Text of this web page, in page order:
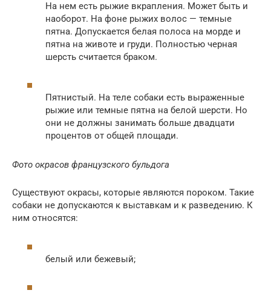
На нем есть рыжие вкрапления. Может быть и
наоборот. На фоне рыжих волос — темные
пятна. Допускается белая полоса на морде и
пятна на животе и груди. Полностью черная
шерсть считается браком.
Пятнистый. На теле собаки есть выраженные
рыжие или темные пятна на белой шерсти. Но
они не должны занимать больше двадцати
процентов от общей площади.
Фото окрасов французского бульдога
Существуют окрасы, которые являются пороком. Такие
собаки не допускаются к выставкам и к разведению. К
ним относятся:
белый или бежевый;